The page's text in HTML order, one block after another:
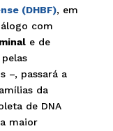
(DHBF), em
com
e de
–, passará a
da
de DNA
maior